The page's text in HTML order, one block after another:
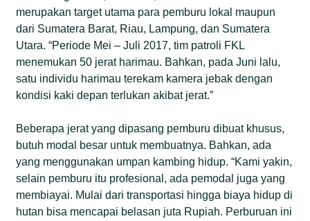
merupakan target utama para pemburu lokal maupun
dari Sumatera Barat, Riau, Lampung, dan Sumatera
Utara. “Periode Mei – Juli 2017, tim patroli FKL
menemukan 50 jerat harimau. Bahkan, pada Juni lalu,
satu individu harimau terekam kamera jebak dengan
kondisi kaki depan terlukan akibat jerat.”
Beberapa jerat yang dipasang pemburu dibuat khusus,
butuh modal besar untuk membuatnya. Bahkan, ada
yang menggunakan umpan kambing hidup. “Kami yakin,
selain pemburu itu profesional, ada pemodal juga yang
membiayai. Mulai dari transportasi hingga biaya hidup di
hutan bisa mencapai belasan juta Rupiah. Perburuan ini